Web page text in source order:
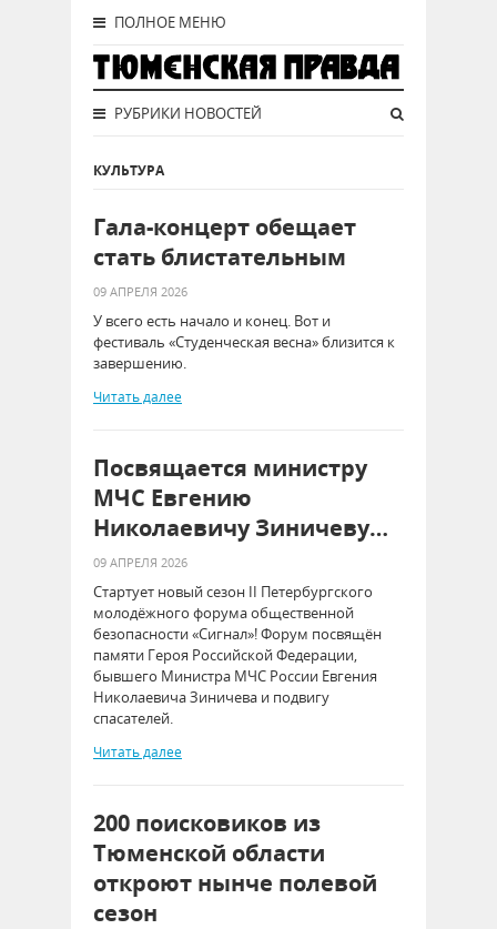
ПОЛНОЕ МЕНЮ
РУБРИКИ НОВОСТЕЙ
КУЛЬТУРА
Гала-концерт обещает
стать блистательным
09 АПРЕЛЯ 2026
У всего есть начало и конец. Вот и
фестиваль «Студенческая весна» близится к
завершению.
Читать далее
Посвящается министру
МЧС Евгению
Николаевичу Зиничеву…
09 АПРЕЛЯ 2026
Стартует новый сезон II Петербургского
молодёжного форума общественной
безопасности «Сигнал»! Форум посвящён
памяти Героя Российской Федерации,
бывшего Министра МЧС России Евгения
Николаевича Зиничева и подвигу
спасателей.
Читать далее
200 поисковиков из
Тюменской области
откроют нынче полевой
сезон